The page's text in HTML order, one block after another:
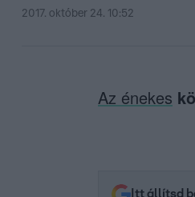
2017. október 24. 10:52
Az énekes
Itt állítsd